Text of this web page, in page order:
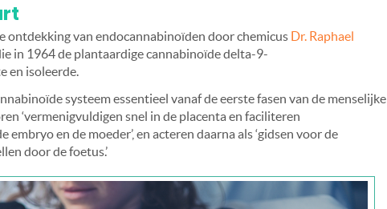
ontdekking van endocannabinoïden door chemicus Dr. Raphael
in 1964 de plantaardige cannabinoïde delta-9-
en isoleerde.
systeem essentieel vanaf de eerste fasen van de menselijke
‘vermenigvuldigen snel in de placenta en faciliteren
en de moeder’, en acteren daarna als ‘gidsen voor de
door de foetus.’